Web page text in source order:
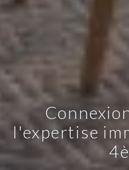
l'expertise